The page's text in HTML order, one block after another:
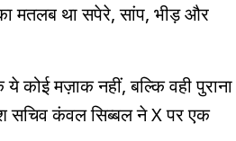
मतलब था सपेरे, सांप, भीड़ और
कोई मज़ाक नहीं, बल्कि वही पुराना
सचिव कंवल सिब्बल ने X पर एक